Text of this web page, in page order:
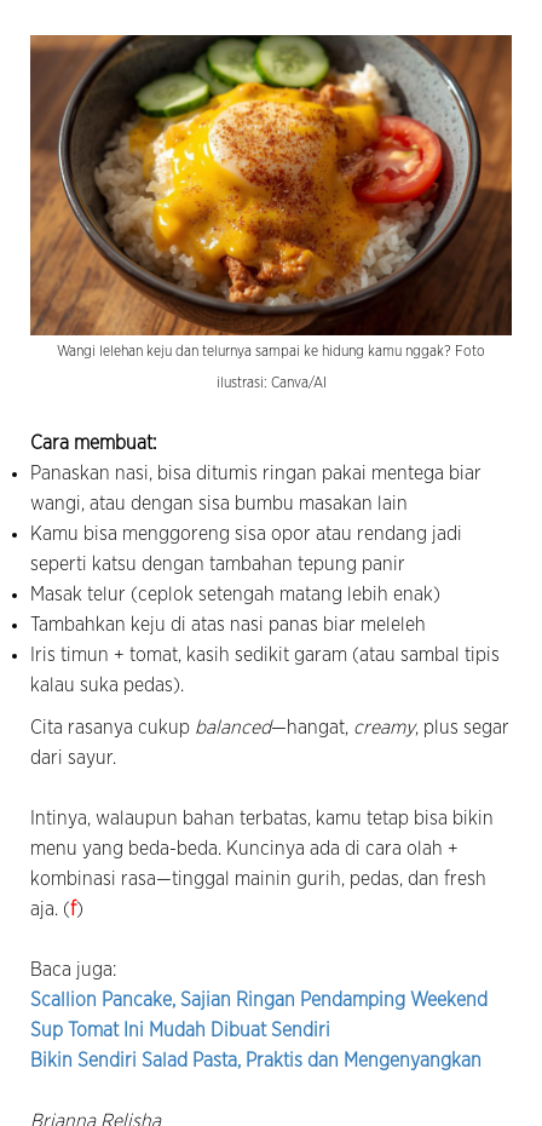
Wangi lelehan keju dan telurnya sampai ke hidung kamu nggak? Foto
ilustrasi: Canva/AI
Cara membuat:
Panaskan nasi, bisa ditumis ringan pakai mentega biar
wangi, atau dengan sisa bumbu masakan lain
Kamu bisa menggoreng sisa opor atau rendang jadi
seperti katsu dengan tambahan tepung panir
Masak telur (ceplok setengah matang lebih enak)
Tambahkan keju di atas nasi panas biar meleleh
Iris timun + tomat, kasih sedikit garam (atau sambal tipis
kalau suka pedas).
Cita rasanya cukup balanced—hangat, creamy, plus segar
dari sayur.
Intinya, walaupun bahan terbatas, kamu tetap bisa bikin
menu yang beda-beda. Kuncinya ada di cara olah +
kombinasi rasa—tinggal mainin gurih, pedas, dan fresh
aja. (f)
Baca juga:
Scallion Pancake, Sajian Ringan Pendamping Weekend
Sup Tomat Ini Mudah Dibuat Sendiri
Bikin Sendiri Salad Pasta, Praktis dan Mengenyangkan
Brianna Relisha